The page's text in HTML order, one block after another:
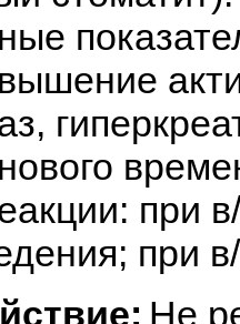
при
при
Не